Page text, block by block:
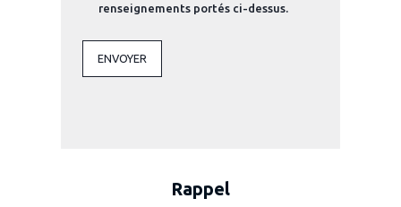
renseignements portés ci-dessus.
ENVOYER
Rappel